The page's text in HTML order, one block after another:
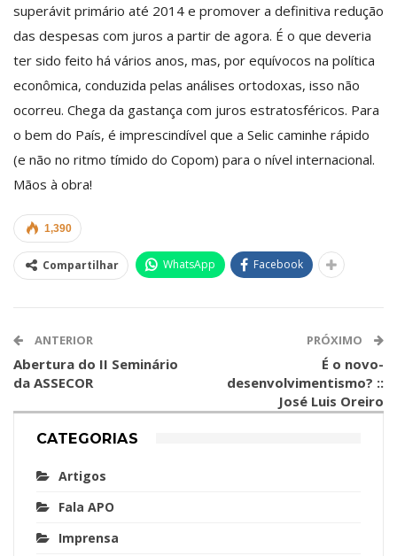
superávit primário até 2014 e promover a definitiva redução
das despesas com juros a partir de agora. É o que deveria
ter sido feito há vários anos, mas, por equívocos na política
econômica, conduzida pelas análises ortodoxas, isso não
ocorreu. Chega da gastança com juros estratosféricos. Para
o bem do País, é imprescindível que a Selic caminhe rápido
(e não no ritmo tímido do Copom) para o nível internacional.
Mãos à obra!
1,390
Compartilhar WhatsApp Facebook
ANTERIOR
Abertura do II Seminário
da ASSECOR
PRÓXIMO
É o novo-
desenvolvimentismo? ::
José Luis Oreiro
CATEGORIAS
Artigos
Fala APO
Imprensa